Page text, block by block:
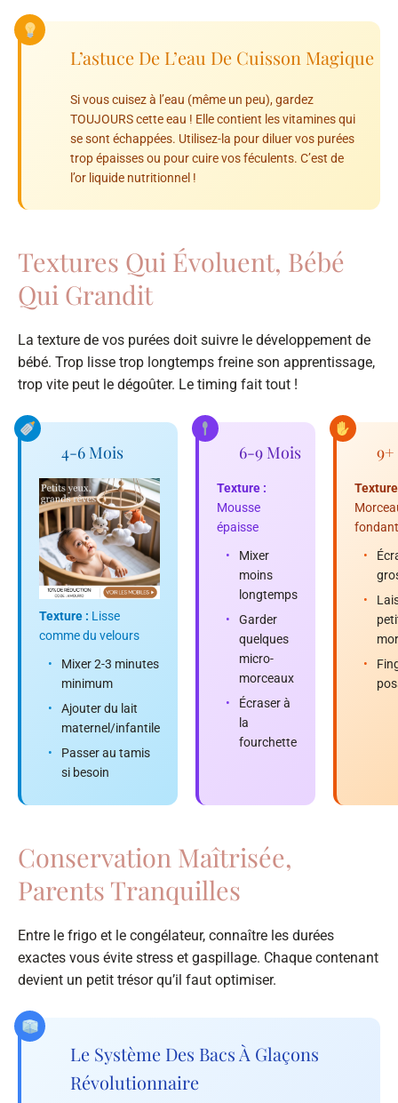
L’astuce De L’eau De Cuisson Magique
Si vous cuisez à l’eau (même un peu), gardez
TOUJOURS cette eau ! Elle contient les vitamines qui
se sont échappées. Utilisez-la pour diluer vos purées
trop épaisses ou pour cuire vos féculents. C’est de
l’or liquide nutritionnel !
Textures Qui Évoluent, Bébé
Qui Grandit
La texture de vos purées doit suivre le développement de
bébé. Trop lisse trop longtemps freine son apprentissage,
trop vite peut le dégoûter. Le timing fait tout !
4-6 Mois
Texture : Lisse
comme du velours
•
Mixer 2-3 minutes
minimum
•
Ajouter du lait
maternel/infantile
•
Passer au tamis
si besoin
6-9 Mois
Texture :
Mousse
épaisse
•
Mixer
moins
longtemps
•
Garder
quelques
micro-
morceaux
•
Écraser à
la
fourchette
•
•
•
Conservation Maîtrisée,
Parents Tranquilles
Entre le frigo et le congélateur, connaître les durées
exactes vous évite stress et gaspillage. Chaque contenant
devient un petit trésor qu’il faut optimiser.
Le Système Des Bacs À Glaçons
Révolutionnaire